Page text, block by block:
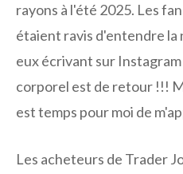
rayons à l'été 2025. Les
étaient ravis d'entendre la
eux écrivant sur
corporel est de retour !!!
est temps pour moi de
Les acheteurs de Trader